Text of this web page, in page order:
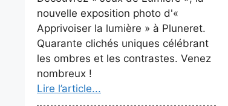
nouvelle exposition photo d'«
Apprivoiser la lumière » à Pluneret.
Quarante clichés uniques célébrant
les ombres et les contrastes. Venez
nombreux !
Lire l’article...